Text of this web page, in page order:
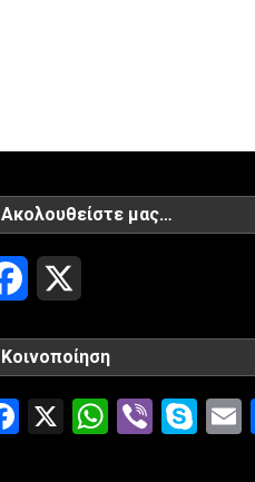
Ακολουθείστε μας…
Facebook
Κοινοποίηση
Facebook
X Viber